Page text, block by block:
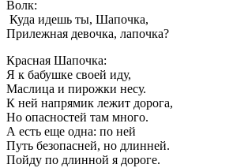
Волк:
Куда идешь ты, Шапочка,
Прилежная девочка, лапочка?
Красная Шапочка:
Я к бабушке своей иду,
Маслица и пирожки несу.
К ней напрямик лежит дорога,
Но опасностей там много.
А есть еще одна: по ней
Путь безопасней, но длинней.
Пойду по длинной я дороге.